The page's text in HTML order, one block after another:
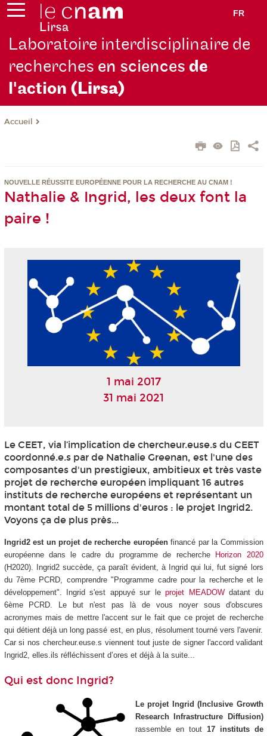
FR
Laboratoire interdisciplinaire de
recherches en sciencesde
l'action (Lirsa)
Accueil
NOUVELLE RÉUSSITE EUROPÉENNE POUR LA RECHERCHE AU CNAM !
Nathalie & Ingrid, les deux font la
paire !
1 mai 2017
31 mai 2021
Le CEET, via l’implication de chercheur.euse.s du CEET
coordonné.e.s par de Nathalie Greenan, est l'une des
composantes d'un prestigieux, ambitieux et très vaste
projet de recherche européen impliquant 16 autres
instituts de recherche européens et représentant un
montant total de 5 millions d'euros : le projet Ingrid2.
Voyons ça de plus près...
Ingrid2 est un projet de recherche européenfinancé par la Commission
européenne dans le cadre du programme de recherche
Horizon 2020
(H2020). Ingrid2 succède, ça paraît évident, à Ingrid qui lui, fut signé lors
du 7ème PCRD, comprendre "Programme cadre pour la recherche et le
développement". Ingrid s'est appuyé sur leprojet MEADOWdatant du
6ème PCRD. Le but n'est pas là de vous noyer sous d'obscures
acronymes mais de mettre l'accent sur le fait que ce projet de recherche
qui détient déjà un long passé est, en plus, résolument tourné vers l'avenir.
Car si nos chercheur.euse.s viennent tout juste de signer l'accord validant
Ingrid2, elles.ils réfléchissent d’ores et déjà à la suite...
Qui est donc Ingrid?
Le projet Ingrid (Inclusive Growth
Research Infrastructure Diffusion)
rassemble en tout 17 instituts de